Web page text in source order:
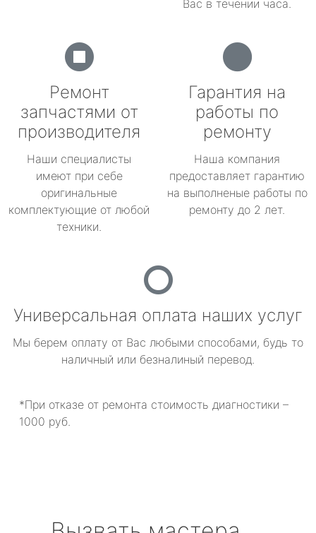
Вас в течении часа.
Ремонт
запчастями от
производителя
Наши специалисты
имеют при себе
оригинальные
комплектующие от любой
техники.
Гарантия на
работы по
ремонту
Наша компания
предоставляет гарантию
на выполненые работы по
ремонту до 2 лет.
Универсальная оплата наших услуг
Мы берем оплату от Вас любыми способами, будь то
наличный или безналиный перевод.
*При отказе от ремонта стоимость диагностики –
1000 руб.